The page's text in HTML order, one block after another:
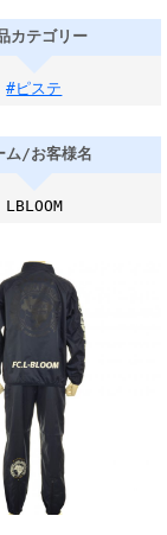
カテゴリー
#ピステ
ム/お客様名
LBLOOM